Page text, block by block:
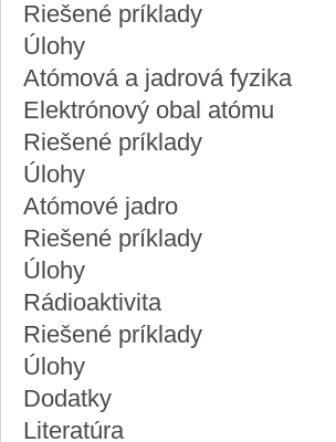
Riešené príklady
Úlohy
Atómová a jadrová fyzika
Elektrónový obal atómu
Riešené príklady
Úlohy
Atómové jadro
Riešené príklady
Úlohy
Rádioaktivita
Riešené príklady
Úlohy
Dodatky
Literatúra